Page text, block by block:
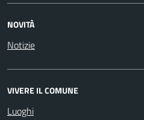
NOVITÀ
Notizie
VIVERE IL COMUNE
Luoghi